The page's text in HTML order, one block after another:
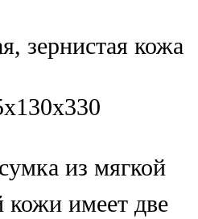
зернистая кожа
из мягкой
кожи имеет две